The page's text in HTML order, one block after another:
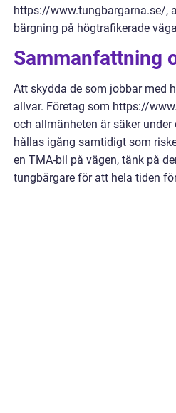
https://www.tungbargarna.se/,
bärgning på högtrafikerade
Sammanfattning
Att skydda de som jobbar med
allvar. Företag som https://
och allmänheten är säker
hållas igång samtidigt som
en TMA-bil på vägen, tänk på
tungbärgare för att hela tiden